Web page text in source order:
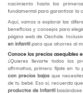
nacimiento hasta los
fundamental para garantizar la
Aquí, vamos a explorar las
beneficios y consejos para
página web de Oechsle.
en infantil para que ahorres al
Conoce los precios asequibles
¿Quieres llevarte todos los
afirmativa, primero fíjate en tu
con precios bajos que
de tu bebé. Eso sí, recuerda
productos de Infantil